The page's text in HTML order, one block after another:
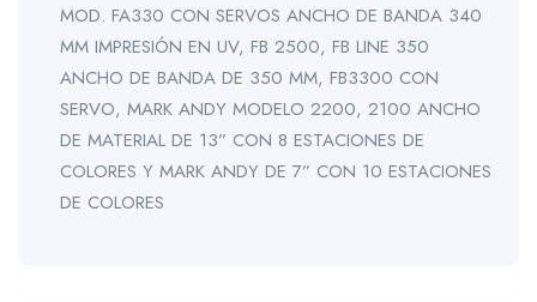
MOD. FA330 CON SERVOS ANCHO DE BANDA 340
MM IMPRESIÓN EN UV, FB 2500, FB LINE 350
ANCHO DE BANDA DE 350 MM, FB3300 CON
SERVO, MARK ANDY MODELO 2200, 2100 ANCHO
DE MATERIAL DE 13” CON 8 ESTACIONES DE
COLORES Y MARK ANDY DE 7” CON 10 ESTACIONES
DE COLORES